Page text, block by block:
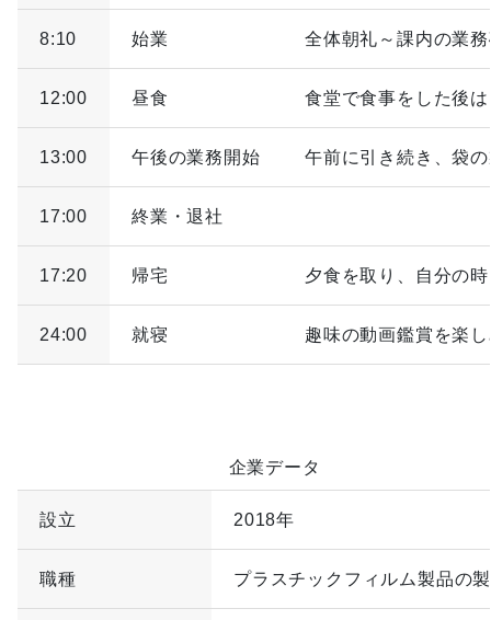
8:10 始業 全体朝礼～課内の業
12:00 昼食 食堂で食事をした後
13:00 午後の業務開始 午前に引き続き、袋
17:00 終業・退社
17:20 帰宅 夕食を取り、自分の
24:00 就寝 趣味の動画鑑賞を楽
企業データ
設立 2018年
職種 プラスチックフィルム製品の